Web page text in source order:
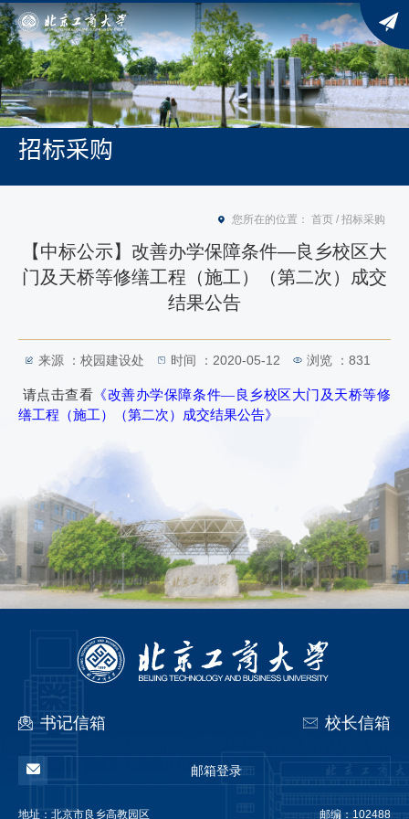
招标采购
您所在的位置： 首页 / 招标采购
【中标公示】改善办学保障条件—良乡校区大
门及天桥等修缮工程（施工）（第二次）成交
结果公告
来源 ：校园建设处 时间 ：2020-05-12 浏览 ： 831
请点击查看 《改善办学保障条件—良乡校区大门及天桥等修
缮工程（施工）（第二次）成交结果公告》
书记信箱 校长信箱
邮箱登录
地址： 北京市良乡高教园区 邮编：102488